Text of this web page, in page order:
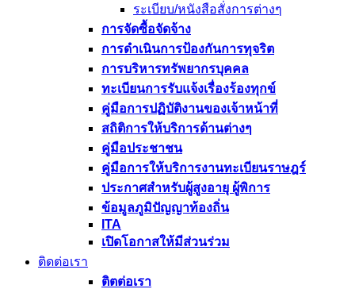
ระเบียบ/หนังสือสั่งการต่างๆ
การจัดซื้อจัดจ้าง
การดำเนินการป้องกันการทุจริต
การบริหารทรัพยากรบุคคล
ทะเบียนการรับแจ้งเรื่องร้องทุกข์
คู่มือการปฏิบัติงานของเจ้าหน้าที่
สถิติการให้บริการด้านต่างๆ
คู่มือประชาชน
คู่มือการให้บริการงานทะเบียนราษฎร์
ประกาศสำหรับผู้สูงอายุ ผู้พิการ
ข้อมูลภูมิปัญญาท้องถิ่น
ITA
เปิดโอกาสให้มีส่วนร่วม
ติดต่อเรา
ติตต่อเรา